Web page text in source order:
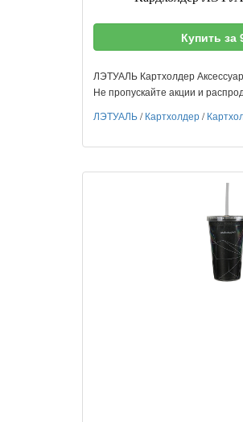
Купить за
ЛЭТУАЛЬ Картхолдер
Не пропускайте акции и
ЛЭТУАЛЬ/Картхолдер/